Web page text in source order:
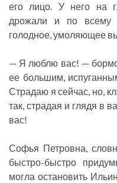
его лицо. У него на
дрожали и по всему
голодное, умоляющее
— Я люблю вас! —
ее большим,
Страдаю я сейчас, но,
так, страдая и глядя в
вас!
Софья Петровна,
быстро-быстро
могла остановить